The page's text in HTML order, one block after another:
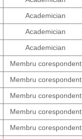
Academician
Academician
Academician
Membru corespondent
Membru corespondent
Membru corespondent
Membru corespondent
Membru corespondent